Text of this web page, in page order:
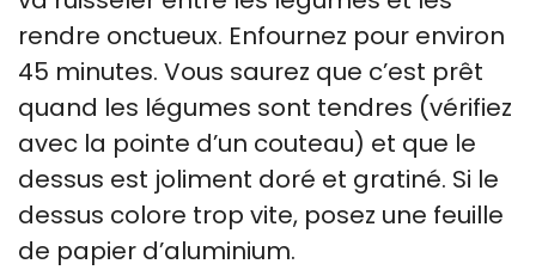
rendre onctueux. Enfournez pour environ
45 minutes. Vous saurez que c’est prêt
quand les légumes sont tendres (vérifiez
avec la pointe d’un couteau) et que le
dessus est joliment doré et gratiné. Si le
dessus colore trop vite, posez une feuille
de papier d’aluminium.